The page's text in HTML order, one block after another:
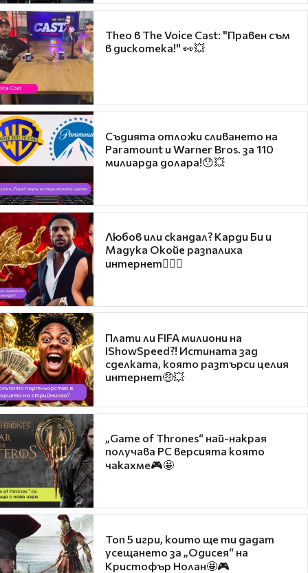
Theo в The Voice Cast: "Правен съм
в дискотека!" 👀💥
Съдията отложи сливането на
Paramount и Warner Bros. за 110
милиарда долара!😯💥
Любов или скандал? Карди Би и
Мадука Окойе разпалиха
интернет❤️‍🔥🔥
Плати ли FIFA милиони на
IShowSpeed?! Истината зад
сделката, която разтърси целия
интернет🤑💥
„Game of Thrones“ най-накрая
получава PC версията която
чакахме🎮🤩
Топ 5 игри, които ще ти дадат
усещането за „Одисея“ на
Кристофър Нолан🤩🎮